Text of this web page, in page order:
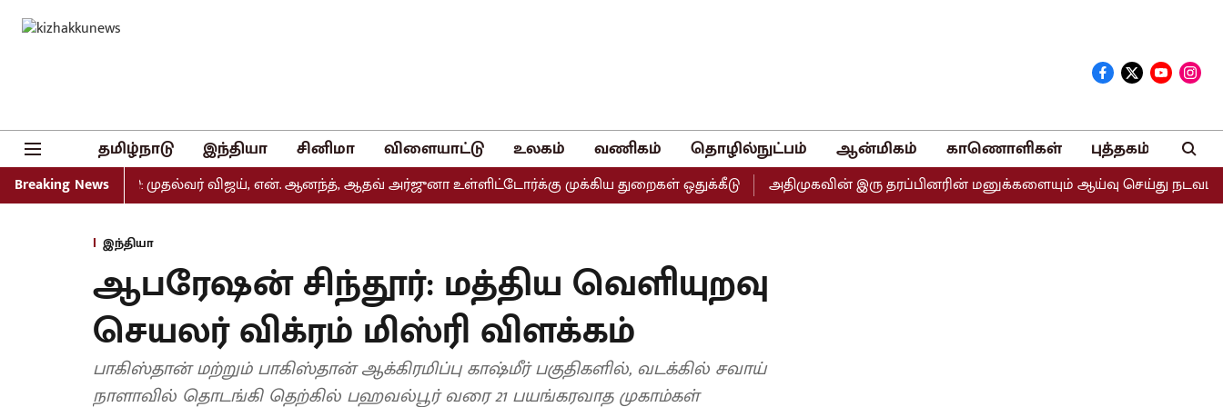
தமிழ்நாடு இந்தியா சினிமா விளையாட்டு உலகம் வணிகம் தொழில்நுட்பம் ஆன்மிகம் காணொளிகள் புத்தகம்
Breaking News
வெளியீடு: முதல்வர் விஜய், என். ஆனந்த், ஆதவ் அர்ஜுனா உள்ளிட்டோர்க்கு முக்கிய துறைகள் ஒதுக்கீடு அதிமுகவின் இரு தரப்பினரின் மனுக்களையும் ஆய்வு செய்து நடவடிக்கை
இந்தியா
ஆபரேஷன் சிந்தூர்: மத்திய வெளியுறவு
செயலர் விக்ரம் மிஸ்ரி விளக்கம்
பாகிஸ்தான் மற்றும் பாகிஸ்தான் ஆக்கிரமிப்பு காஷ்மீர் பகுதிகளில், வடக்கில் சவாய்
நாளாவில் தொடங்கி தெற்கில் பஹவல்பூர் வரை 21 பயங்கரவாத முகாம்கள்